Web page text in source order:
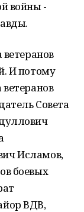
войны -
И потому
Совета
Исламов,
боевых
ВДВ,